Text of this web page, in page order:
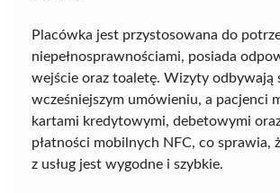
Placówka jest przystosowana do
niepełnosprawnościami, posiada
wejście oraz toaletę. Wizyty odbywają
wcześniejszym umówieniu, a pacjenci
kartami kredytowymi, debetowymi
płatności mobilnych NFC, co sprawia,
z usług jest wygodne i szybkie.